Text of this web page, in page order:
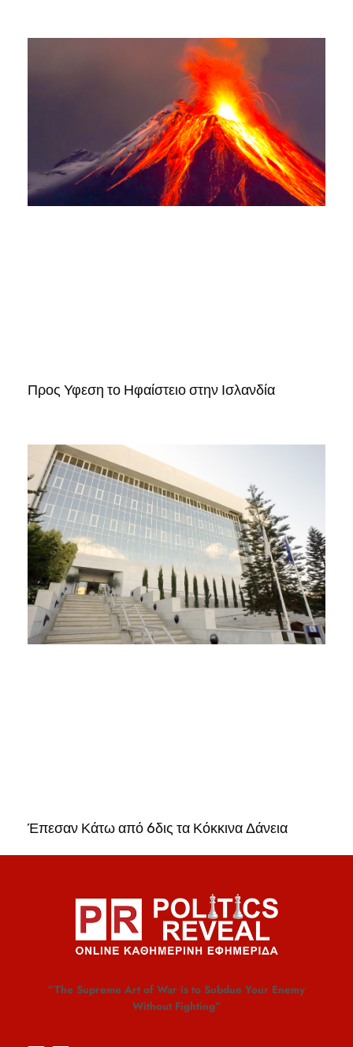
Προς Υφεση το Ηφαίστειο στην Ισλανδία
Έπεσαν Κάτω από 6δις τα Κόκκινα Δάνεια
”The Supreme Art of War is to Subdue Your Enemy
Without Fighting”